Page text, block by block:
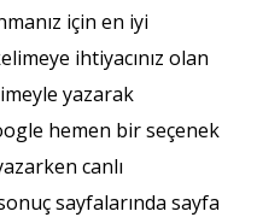
için en iyi
ihtiyacınız olan
yazarak
hemen bir seçenek
canlı
sayfalarında sayfa